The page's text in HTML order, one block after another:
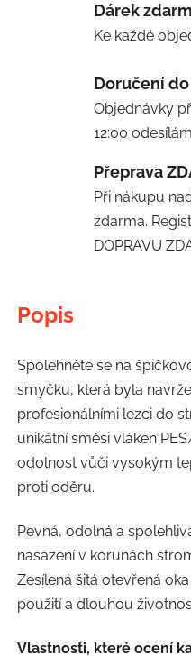
Dárek
Ke každé
Doručení
Objednávky
12:00
Přeprava
Při nákupu
zdarma.
DOPRAVU
Popis
Spolehněte se na
smyčku, která byla
profesionálními lezci do
unikátní směsi vláken
odolnost vůči vysokým
proti oděru.
Pevná, odolná a
nasazení v korunách
Zesílená šitá otevřená
použití a dlouhou
Vlastnosti, které ocení